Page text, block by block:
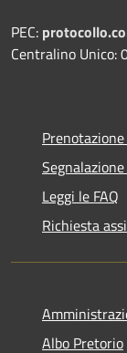
PEC:
Centralino Unico:
Leggi le FAQ
Richiesta
Albo Pretorio